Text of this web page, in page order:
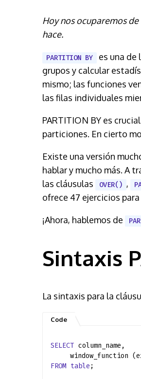
Hoy nos ocuparemos
hace.
PARTITION BY
es una de
grupos y calcular
mismo; las funciones
las filas individuales
PARTITION BY es
particiones. En cierto
Existe una versión
hablar y mucho más. A
las cláusulas
OVER() ,
ofrece 47 ejercicios
¡Ahora, hablemos de
Sintaxis
La sintaxis para la
SELECT column_name,
window_function
FROM table ;